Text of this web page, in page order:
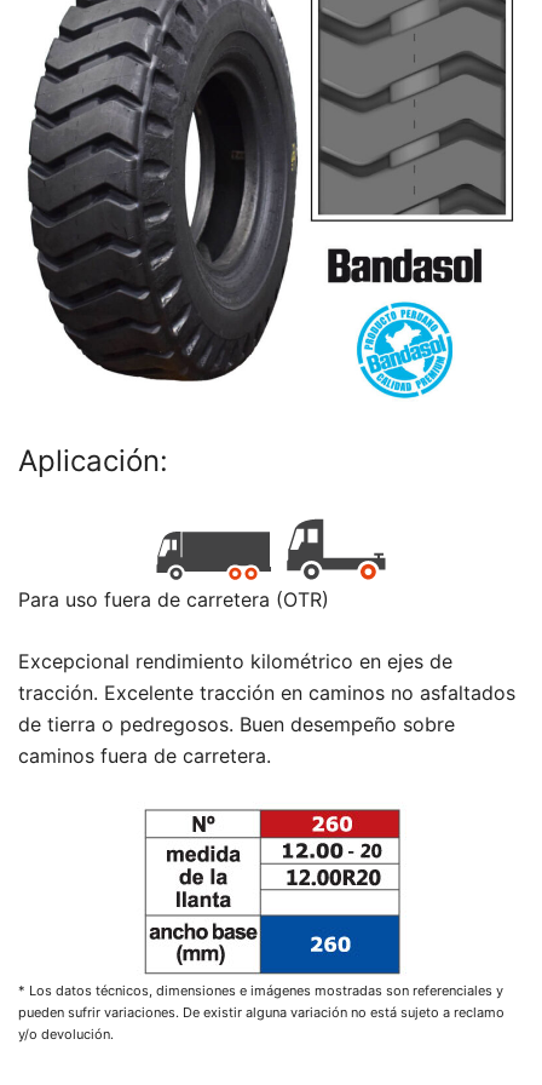
Aplicación:
Para uso fuera de carretera (OTR)
Excepcional rendimiento kilométrico en ejes de
tracción. Excelente tracción en caminos no asfaltados
de tierra o pedregosos. Buen desempeño sobre
caminos fuera de carretera.
* Los datos técnicos, dimensiones e imágenes mostradas son referenciales y
pueden sufrir variaciones. De existir alguna variación no está sujeto a reclamo
y/o devolución.